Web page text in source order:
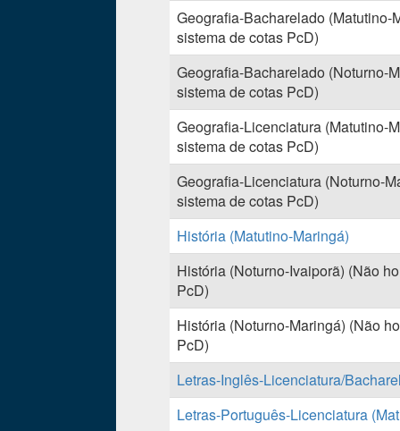
Geografia-Bacharelado
sistema de cotas PcD)
Geografia-Bacharelado (Noturno-
sistema de cotas PcD)
Geografia-Licenciatura (Matutino-
sistema de cotas PcD)
Geografia-Licenciatura (Noturno-
sistema de cotas PcD)
História (Matutino-Maringá)
História (Noturno-Ivaiporã) (Não
PcD)
História (Noturno-Maringá) (Não
PcD)
Letras-Inglês-Licenciatura/
Letras-Português-Licenciatura